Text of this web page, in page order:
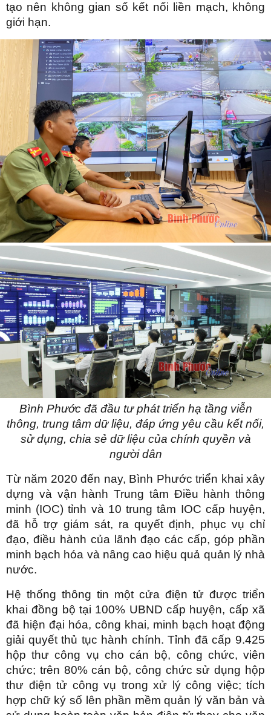
tạo nên không gian số kết nối liền mạch, không
giới hạn.
Bình Phước đã đầu tư phát triển hạ tầng viễn
thông, trung tâm dữ liệu, đáp ứng yêu cầu kết nối,
sử dụng, chia sẻ dữ liệu của chính quyền và
người dân
Từ năm 2020 đến nay, Bình Phước triển khai xây
dựng và vận hành Trung tâm Điều hành thông
minh (IOC) tỉnh và 10 trung tâm IOC cấp huyện,
đã hỗ trợ giám sát, ra quyết định, phục vụ chỉ
đạo, điều hành của lãnh đạo các cấp, góp phần
minh bạch hóa và nâng cao hiệu quả quản lý nhà
nước.
Hệ thống thông tin một cửa điện tử được triển
khai đồng bộ tại 100% UBND cấp huyện, cấp xã
đã hiện đại hóa, công khai, minh bạch hoạt động
giải quyết thủ tục hành chính. Tỉnh đã cấp 9.425
hộp thư công vụ cho cán bộ, công chức, viên
chức; trên 80% cán bộ, công chức sử dụng hộp
thư điện tử công vụ trong xử lý công việc; tích
hợp chữ ký số lên phần mềm quản lý văn bản và